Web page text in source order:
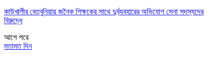
কাউখালীর বেতবুনিয়ায় জনৈক শিক্ষকের সাথে দুর্ব্যবহারের অভিযোগ সেনা সদস্যদের
বিরুদ্ধে
আগে পরে
মতামত দিন